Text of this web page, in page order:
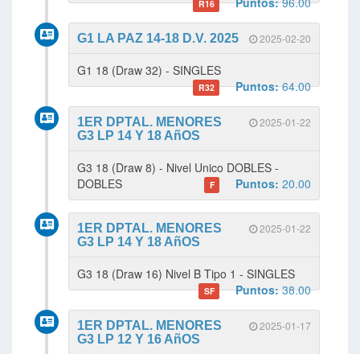
R16
2025-02-20
G1 LA PAZ 14-18 D.V. 2025
G1 18 (Draw 32) - SINGLES
R32 Puntos:64.00
2025-01-22
1ER DPTAL. MENORES
G3 LP 14 Y 18 AñOS
G3 18 (Draw 8) - Nivel Unico DOBLES -
DOBLES
F Puntos: 20.00
2025-01-22
1ER DPTAL. MENORES
G3 LP 14 Y 18 AñOS
G3 18 (Draw 16) Nivel B Tipo 1 - SINGLES
SF Puntos:38.00
2025-01-17
1ER DPTAL. MENORES
G3 LP 12 Y 16 AñOS